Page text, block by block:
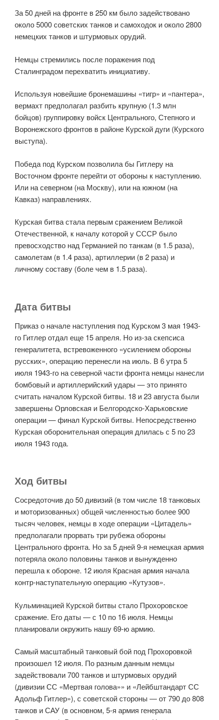
За 50 дней на фронте в 250 км было задействовано
около 5000 советских танков и самоходок и около 2800
немецких танков и штурмовых орудий.
Немцы стремились после поражения под
Сталинградом перехватить инициативу.
Используя новейшие бронемашины «тигр» и «пантера»,
вермахт предполагал разбить крупную (1.3 млн
бойцов) группировку войск Центрального, Степного и
Воронежского фронтов в районе Курской дуги (Курского
выступа).
Победа под Курском позволила бы Гитлеру на
Восточном фронте перейти от обороны к наступлению.
Или на северном (на Москву), или на южном (на
Кавказ) направлениях.
Курская битва стала первым сражением Великой
Отечественной, к началу которой у СССР было
превосходство над Германией по танкам (в 1.5 раза),
самолетам (в 1.4 раза), артиллерии (в 2 раза) и
личному составу (боле чем в 1.5 раза).
Дата битвы
Приказ о начале наступления под Курском 3 мая 1943-
го Гитлер отдал еще 15 апреля. Но из-за скепсиса
генералитета, встревоженного «усилением обороны
русских», операцию перенесли на июль. В 6 утра 5
июля 1943-го на северной части фронта немцы нанесли
бомбовый и артиллерийский удары — это принято
считать началом Курской битвы. 18 и 23 августа были
завершены Орловская и Белгородско-Харьковские
операции — финал Курской битвы. Непосредственно
Курская оборонительная операция длилась с 5 по 23
июля 1943 года.
Ход битвы
Сосредоточив до 50 дивизий (в том числе 18 танковых
и моторизованных) общей численностью более 900
тысяч человек, немцы в ходе операции «Цитадель»
предполагали прорвать три рубежа обороны
Центрального фронта. Но за 5 дней 9-я немецкая армия
потеряла около половины танков и вынужденно
перешла к обороне. 12 июля Красная армия начала
контр-наступательную операцию «Кутузов».
Кульминацией Курской битвы стало Прохоровское
сражение. Его даты — с 10 по 16 июля. Немцы
планировали окружить нашу 69-ю армию.
Самый масштабный танковый бой под Прохоровкой
произошел 12 июля. По разным данным немцы
задействовали 700 танков и штурмовых орудий
(дивизии СС «Мертвая голова»» и «Лейбштандарт СС
Адольф Гитлер»), с советской стороны — от 790 до 808
танков и САУ (в основном, 5-я армия генерала